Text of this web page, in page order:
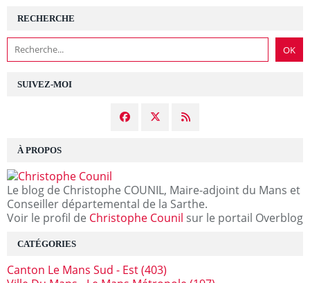
SUIVEZ-MOI
RECHERCHE
À PROPOS
Le blog de Christophe COUNIL, Maire-adjoint du Mans et
Conseiller départemental de la Sarthe.
Voir le profil de Christophe Counil sur le portail Overblog
CATÉGORIES
Canton Le Mans Sud - Est(403)